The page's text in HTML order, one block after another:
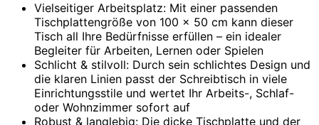
Vielseitiger Arbeitsplatz: Mit einer passenden
Tischplattengröße von 100 x 50 cm kann dieser
Tisch all Ihre Bedürfnisse erfüllen – ein idealer
Begleiter für Arbeiten, Lernen oder Spielen
Schlicht & stilvoll: Durch sein schlichtes Design und
die klaren Linien passt der Schreibtisch in viele
Einrichtungsstile und wertet Ihr Arbeits-, Schlaf-
oder Wohnzimmer sofort auf
Robust & langlebig: Die dicke Tischplatte und der